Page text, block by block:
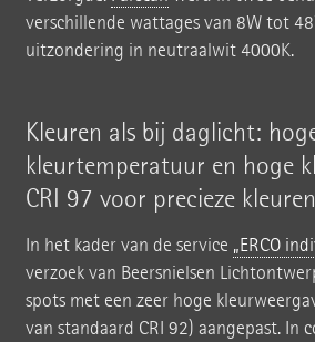
verschillende wattages van 8W tot
uitzondering in neutraalwit 4000K.
Kleuren als bij daglicht:
kleurtemperatuur en hoge
CRI 97 voor precieze kleuren
In het kader van de service „ERCO
verzoek van Beersnielsen
spots met een zeer hoge
van standaard CRI 92) aangepast. In